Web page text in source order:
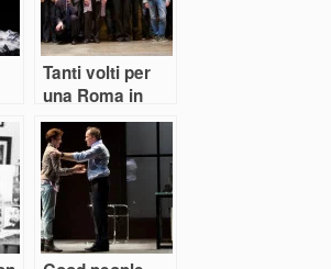
Tanti volti per
una Roma in
cerca d’identità